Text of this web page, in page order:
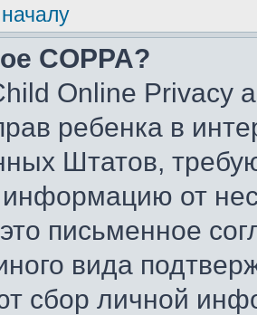
COPPA?
Online Privacy
ребенка в
Штатов,
информацию от
письменное
вида
сбор личной